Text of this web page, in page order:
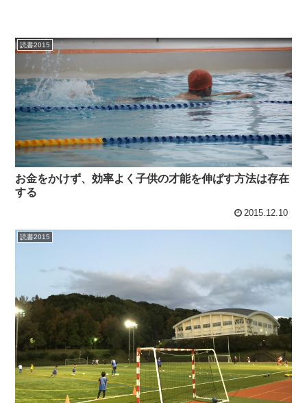
読書2015
お金をかけず、効率よく子供の才能を伸ばす方法は存在
する
2015.12.10
読書2015